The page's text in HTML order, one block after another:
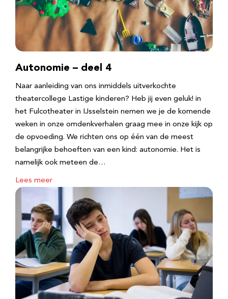
Autonomie – deel 4
Naar aanleiding van ons inmiddels uitverkochte
theatercollege Lastige kinderen? Heb jij even geluk! in
het Fulcotheater in IJsselstein nemen we je de komende
weken in onze omdenkverhalen graag mee in onze kijk op
de opvoeding. We richten ons op één van de meest
belangrijke behoeften van een kind: autonomie. Het is
namelijk ook meteen de…
Lees meer